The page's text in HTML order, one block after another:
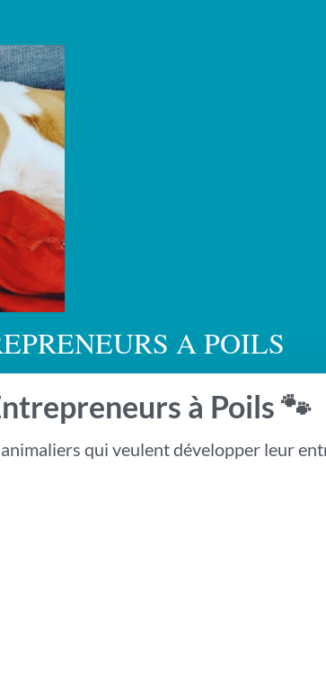
A POILS
à Poils 🐾
qui veulent développer leur